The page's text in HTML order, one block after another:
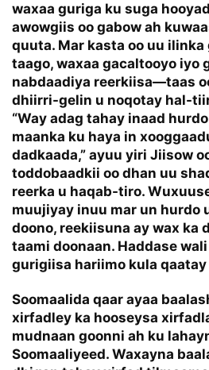
waxaa guriga ku suga
awowgiis oo gabow ah
quuta. Mar kasta oo uu
taago, waxaa gacaltooyo iyo
nabdaadiya reerkiisa—taas
dhiirri-gelin u noqotay hal-
“Way adag tahay inaad
maanka ku haya in
dadkaada,” ayuu yiri Jiisow
toddobaadkii oo dhan uu
reerka u haqab-tiro.
muujiyay inuu mar un hurdo
doono, reekiisuna ay wax ka
taami doonaan. Haddase
gurigiisa hariimo kula
Soomaalida qaar ayaa
xirfadley ka hooseysa
mudnaan goonni ah ku
Soomaaliyeed. Waxayna